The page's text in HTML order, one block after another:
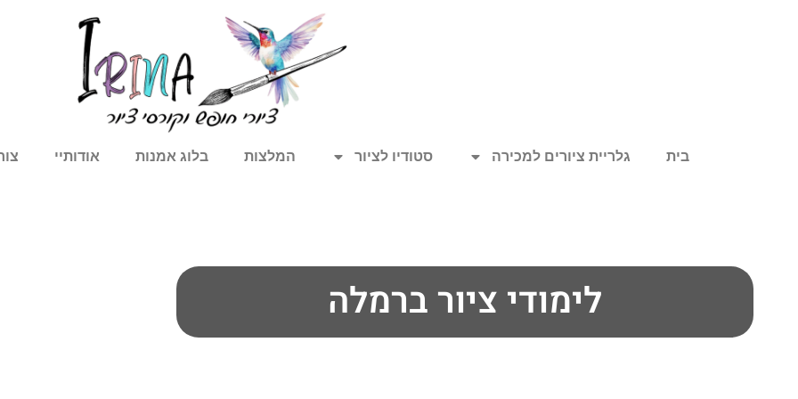
בית גלריית ציורים למכירה סטודיו לציור המלצות בלוג אמנות אודותיי
לימודי ציור ברמלה